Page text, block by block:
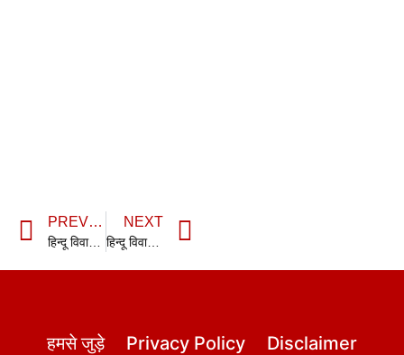
PREVIOUS
हिन्दू विवाह अधिनियम की धारा 19 | section 19 HMA | Section 19 Hindu Marriage Act in hindi
NEXT
हिन्दू विवाह अधिनियम की धारा 21 | section 21 HMA | Section 21 Hindu Marriage Act in hindi
हमसे जुड़े Privacy Policy Disclaimer